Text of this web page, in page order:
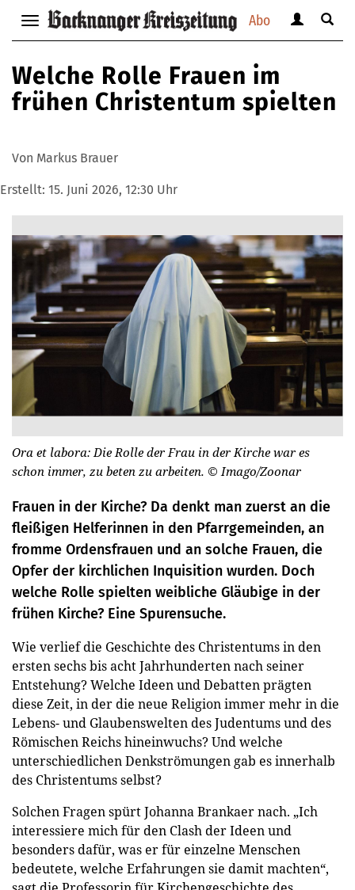
Abo
Navigation
anzeigen
bzw.
verbergen
anzeigen
Suche
Welche Rolle Frauen im
frühen Christentum spielten
Von Markus Brauer
Erstellt: 15. Juni 2026, 12:30 Uhr
Ora et labora: Die Rolle der Frau in der Kirche war es
schon immer, zu beten zu arbeiten. © Imago/Zoonar
Frauen in der Kirche? Da denkt man zuerst an die
fleißigen Helferinnen in den Pfarrgemeinden, an
fromme Ordensfrauen und an solche Frauen, die
Opfer der kirchlichen Inquisition wurden. Doch
welche Rolle spielten weibliche Gläubige in der
frühen Kirche? Eine Spurensuche.
Wie verlief die Geschichte des Christentums in den
ersten sechs bis acht Jahrhunderten nach seiner
Entstehung? Welche Ideen und Debatten prägten
diese Zeit, in der die neue Religion immer mehr in die
Lebens- und Glaubenswelten des Judentums und des
Römischen Reichs hineinwuchs? Und welche
unterschiedlichen Denkströmungen gab es innerhalb
des Christentums selbst?
Solchen Fragen spürt Johanna Brankaer nach. „Ich
interessiere mich für den Clash der Ideen und
besonders dafür, was er für einzelne Menschen
bedeutete, welche Erfahrungen sie damit machten“,